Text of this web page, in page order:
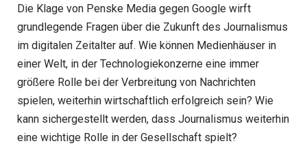
Die Klage von Penske Media gegen Google wirft
grundlegende Fragen über die Zukunft des Journalismus
im digitalen Zeitalter auf. Wie können Medienhäuser in
einer Welt, in der Technologiekonzerne eine immer
größere Rolle bei der Verbreitung von Nachrichten
spielen, weiterhin wirtschaftlich erfolgreich sein? Wie
kann sichergestellt werden, dass Journalismus weiterhin
eine wichtige Rolle in der Gesellschaft spielt?